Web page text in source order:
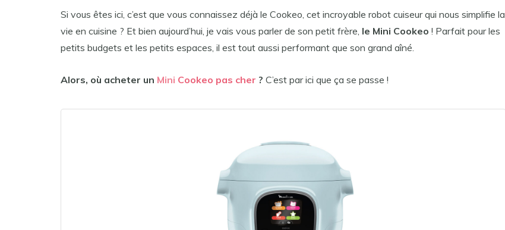
Si vous êtes ici, c’est que vous connaissez déjà le Cookeo, cet incroyable robot cuiseur qui nous simplifie la
vie en cuisine ? Et bien aujourd’hui, je vais vous parler de son petit frère, le Mini Cookeo ! Parfait pour les
petits budgets et les petits espaces, il est tout aussi performant que son grand aîné.
Alors, où acheter un Mini Cookeo pas cher ? C’est par ici que ça se passe !